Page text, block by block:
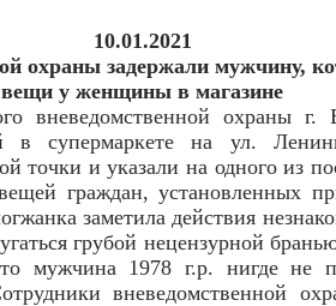
10.01.2021
охраны задержали мужчину,
вещи у женщины в магазине
вневедомственной охраны
в супермаркете на ул.
точки и указали на одного из
граждан, установленных
заметила действия
грубой нецензурной
мужчина 1978 г.р. нигде не
вневедомственной